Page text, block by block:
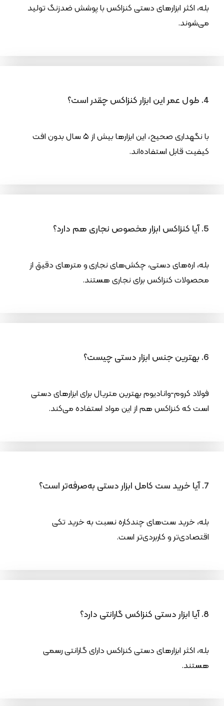
بله، اکثر ابزارهای دستی کنزاکس با پوشش ضدزنگ تولید
می‌شوند.
4. طول عمر این ابزار کنزاکس چقدر است؟
با نگهداری صحیح، این ابزارها بیش از ۵ سال بدون افت
کیفیت قابل استفاده‌اند.
5. آیا کنزاکس ابزار مخصوص نجاری هم دارد؟
بله، اره‌های دستی، چکش‌های نجاری و مترهای دقیق از
محصولات کنزاکس برای نجاری هستند.
6. بهترین جنس ابزار دستی چیست؟
فولاد کروم-وانادیوم بهترین متریال برای ابزارهای دستی
است که کنزاکس هم از این مواد استفاده می‌کند.
7. آیا خرید ست کامل ابزار دستی به‌صرفه‌تر است؟
بله، خرید ست‌های چندکاره نسبت به خرید تکی
اقتصادی‌تر و کاربردی‌تر است.
8. آیا ابزار دستی کنزاکس گارانتی دارد؟
بله، اکثر ابزارهای دستی کنزاکس دارای گارانتی رسمی
هستند.